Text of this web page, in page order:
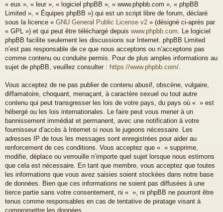
« eux », « leur », « logiciel phpBB », « www.phpbb.com », « phpBB
Limited », « Équipes phpBB ») qui est un script libre de forum, déclaré
sous la licence « GNU General Public License v2 » (désigné ci-après par
« GPL ») et qui peut être téléchargé depuis www.phpbb.com. Le logiciel
phpBB facilite seulement les discussions sur Internet. phpBB Limited
n’est pas responsable de ce que nous acceptons ou n’acceptons pas
comme contenu ou conduite permis. Pour de plus amples informations au
sujet de phpBB, veuillez consulter : https://www.phpbb.com/.
Vous acceptez de ne pas publier de contenu abusif, obscène, vulgaire,
diffamatoire, choquant, menaçant, à caractère sexuel ou tout autre
contenu qui peut transgresser les lois de votre pays, du pays où « » est
hébergé ou les lois internationales. Le faire peut vous mener à un
bannissement immédiat et permanent, avec une notification à votre
fournisseur d’accès à Internet si nous le jugeons nécessaire. Les
adresses IP de tous les messages sont enregistrées pour aider au
renforcement de ces conditions. Vous acceptez que « » supprime,
modifie, déplace ou verrouille n’importe quel sujet lorsque nous estimons
que cela est nécessaire. En tant que membre, vous acceptez que toutes
les informations que vous avez saisies soient stockées dans notre base
de données. Bien que ces informations ne soient pas diffusées à une
tierce partie sans votre consentement, ni « », ni phpBB ne pourront être
tenus comme responsables en cas de tentative de piratage visant à
compromettre les données.